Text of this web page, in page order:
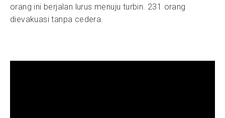
orang ini berjalan lurus menuju turbin. 231 orang
dievakuasi tanpa cedera.